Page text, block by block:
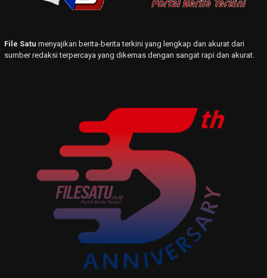
File Satu menyajikan berita-berita terkini yang lengkap dan akurat dari
sumber redaksi terpercaya yang dikemas dengan sangat rapi dan akurat.